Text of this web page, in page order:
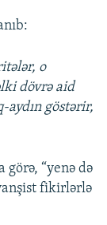
1080p
o
dövrə aid
aydın göstərir,
“yenə də
fikirlərlə